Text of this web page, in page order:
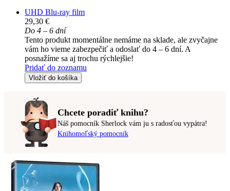
UHD Blu-ray film
29,30 €
Do 4 – 6 dní
Tento produkt momentálne nemáme na sklade, ale zvyčajne
vám ho vieme zabezpečiť a odoslať do 4 – 6 dní. A
posnažíme sa aj trochu rýchlejšie!
Pridať do zoznamu
Vložiť do košíka
Chcete poradiť knihu?
Náš pomocník Sherlock vám ju s radosťou vypátra!
Knihomoľský pomocník